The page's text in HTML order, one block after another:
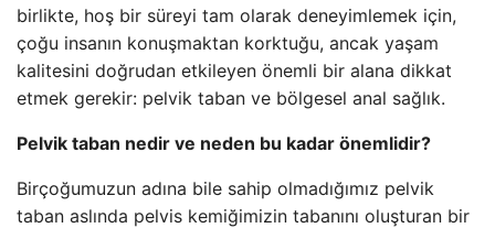
birlikte, hoş bir süreyi tam olarak deneyimlemek için,
çoğu insanın konuşmaktan korktuğu, ancak yaşam
kalitesini doğrudan etkileyen önemli bir alana dikkat
etmek gerekir: pelvik taban ve bölgesel anal sağlık.
Pelvik taban nedir ve neden bu kadar önemlidir?
Birçoğumuzun adına bile sahip olmadığımız pelvik
taban aslında pelvis kemiğimizin tabanını oluşturan bir